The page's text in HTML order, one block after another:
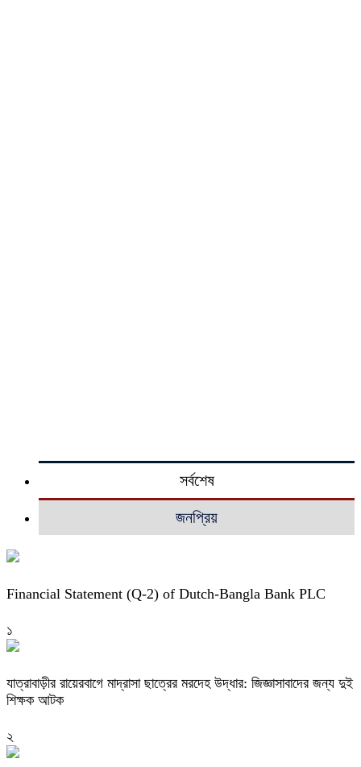
সর্বশেষ
জনপ্রিয়
Financial Statement (Q-2) of Dutch-Bangla Bank PLC
১
যাত্রাবাড়ীর রায়েরবাগে মাদ্রাসা ছাত্রের মরদেহ উদ্ধার: জিজ্ঞাসাবাদের জন্য দুই
শিক্ষক আটক
২